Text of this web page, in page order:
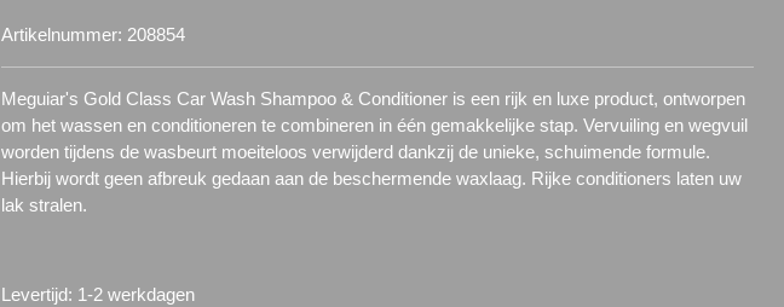
Artikelnummer: 208854
Meguiar's Gold Class Car Wash Shampoo & Conditioner is een rijk en luxe product, ontworpen
om het wassen en conditioneren te combineren in één gemakkelijke stap. Vervuiling en wegvuil
worden tijdens de wasbeurt moeiteloos verwijderd dankzij de unieke, schuimende formule.
Hierbij wordt geen afbreuk gedaan aan de beschermende waxlaag. Rijke conditioners laten uw
lak stralen.
Levertijd: 1-2 werkdagen